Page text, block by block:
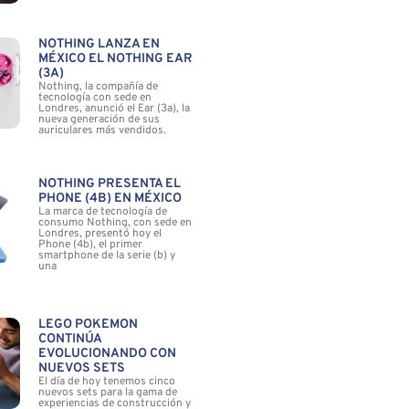
NOTHING LANZA EN
MÉXICO EL NOTHING EAR
(3A)
Nothing, la compañía de
tecnología con sede en
Londres, anunció el Ear (3a), la
nueva generación de sus
auriculares más vendidos.
NOTHING PRESENTA EL
PHONE (4B) EN MÉXICO
La marca de tecnología de
consumo Nothing, con sede en
Londres, presentó hoy el
Phone (4b), el primer
smartphone de la serie (b) y
una
LEGO POKÉMON
CONTINÚA
EVOLUCIONANDO CON
NUEVOS SETS
El día de hoy tenemos cinco
nuevos sets para la gama de
experiencias de construcción y